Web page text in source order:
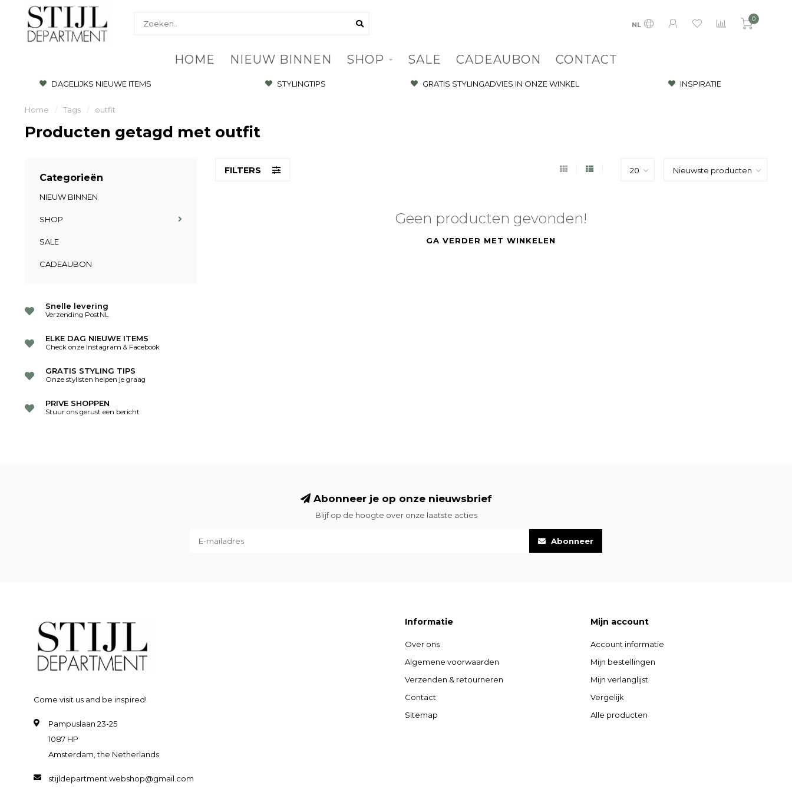
NL
0
HOME NIEUW BINNEN SHOP SALE CADEAUBON CONTACT
DAGELIJKS NIEUWE ITEMS STYLINGTIPS GRATIS STYLINGADVIES IN ONZE WINKEL INSPIRATIE
Home / Tags / outfit
Producten getagd met outfit
Categorieën
NIEUW BINNEN
SHOP
SALE
CADEAUBON
Snelle levering
Verzending PostNL
ELKE DAG NIEUWE ITEMS
Check onze Instagram & Facebook
GRATIS STYLING TIPS
Onze stylisten helpen je graag
PRIVE SHOPPEN
Stuur ons gerust een bericht
FILTERS
Geen producten gevonden!
GA VERDER MET WINKELEN
Abonneer je op onze nieuwsbrief
Blijf op de hoogte over onze laatste acties
Abonneer
Come visit us and be inspired!
Pampuslaan 23-25
1087 HP
Amsterdam, the Netherlands
stijldepartment.webshop@gmail.com
Informatie
Over ons
Algemene voorwaarden
Verzenden & retourneren
Contact
Sitemap
Mijn account
Account informatie
Mijn bestellingen
Mijn verlanglijst
Vergelijk
Alle producten